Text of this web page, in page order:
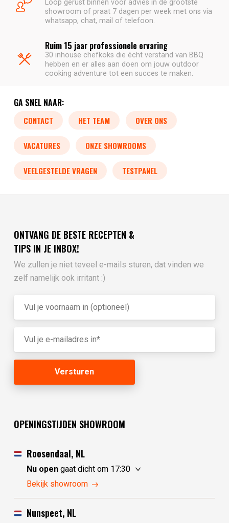
Loop gerust binnen voor advies in de grootste
showroom of praat 7 dagen per week met ons via
whatsapp, chat, mail of telefoon.
Ruim 15 jaar professionele ervaring
30 inhouse chefkoks die écht verstand van BBQ
hebben en er alles aan doen om jouw outdoor
cooking adventure tot een succes te maken.
GA SNEL NAAR:
CONTACT HET TEAM OVER ONS
VACATURES ONZE SHOWROOMS
VEELGESTELDE VRAGEN TESTPANEL
ONTVANG DE BESTE RECEPTEN &
TIPS IN JE INBOX!
We zullen je niet teveel e-mails sturen, dat vinden we
zelf namelijk ook irritant :)
OPENINGSTIJDEN SHOWROOM
Roosendaal, NL
Nu opengaat dicht om 17:30
donderdag
vrijdag
10:00 - 17:30
zaterdag
Bekijk showroom
Nunspeet, NL